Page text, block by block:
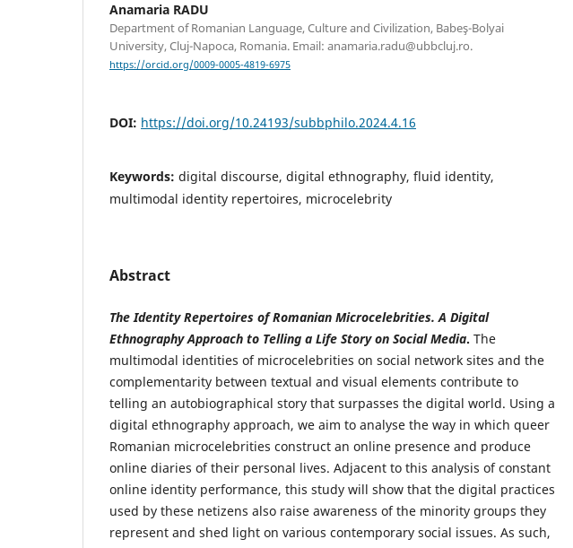
Anamaria RADU
Department of Romanian Language, Culture and Civilization, Babeş-Bolyai
University, Cluj-Napoca, Romania. Email: anamaria.radu@ubbcluj.ro.
https://orcid.org/0009-0005-4819-6975
DOI: https://doi.org/10.24193/subbphilo.2024.4.16
Keywords: digital discourse, digital ethnography, fluid identity,
multimodal identity repertoires, microcelebrity
Abstract
The Identity Repertoires of Romanian Microcelebrities. A Digital
Ethnography Approach to Telling a Life Story on Social Media. The
multimodal identities of microcelebrities on social network sites and the
complementarity between textual and visual elements contribute to
telling an autobiographical story that surpasses the digital world. Using a
digital ethnography approach, we aim to analyse the way in which queer
Romanian microcelebrities construct an online presence and produce
online diaries of their personal lives. Adjacent to this analysis of constant
online identity performance, this study will show that the digital practices
used by these netizens also raise awareness of the minority groups they
represent and shed light on various contemporary social issues. As such,